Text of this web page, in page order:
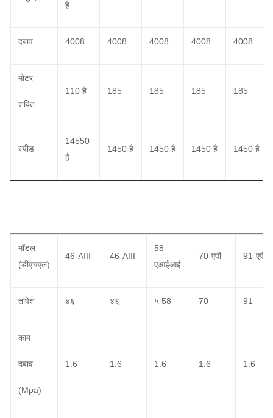
है
दबाव 4008 4008 4008 4008 4008
मोटर
शक्ति
110 है 185 185 185 185
स्पीड
14550
है
1450 है 1450 है 1450 है 1450 है
मॉडल
(डीएचएल)
46-AIII 46-AIII
58-
एआईआई
70-एपी 91-एपी
तपिश ४६ ४६ ५ 58 70 91
काम
दबाव
(Mpa)
1.6 1.6 1.6 1.6 1.6